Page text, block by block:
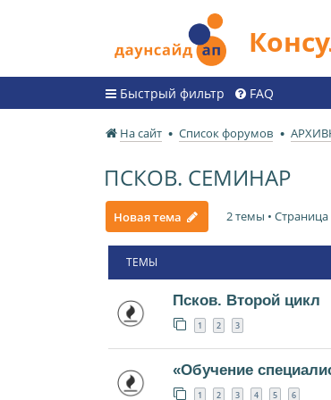
Быстрый фильтр FAQ
На сайт Список форумов
ПСКОВ. СЕМИНАР
Новая тема 2 темы • Страница
ТЕМЫ
Псков. Второй цикл
1 2 3
«Обучение
1 2 3 4 5 6